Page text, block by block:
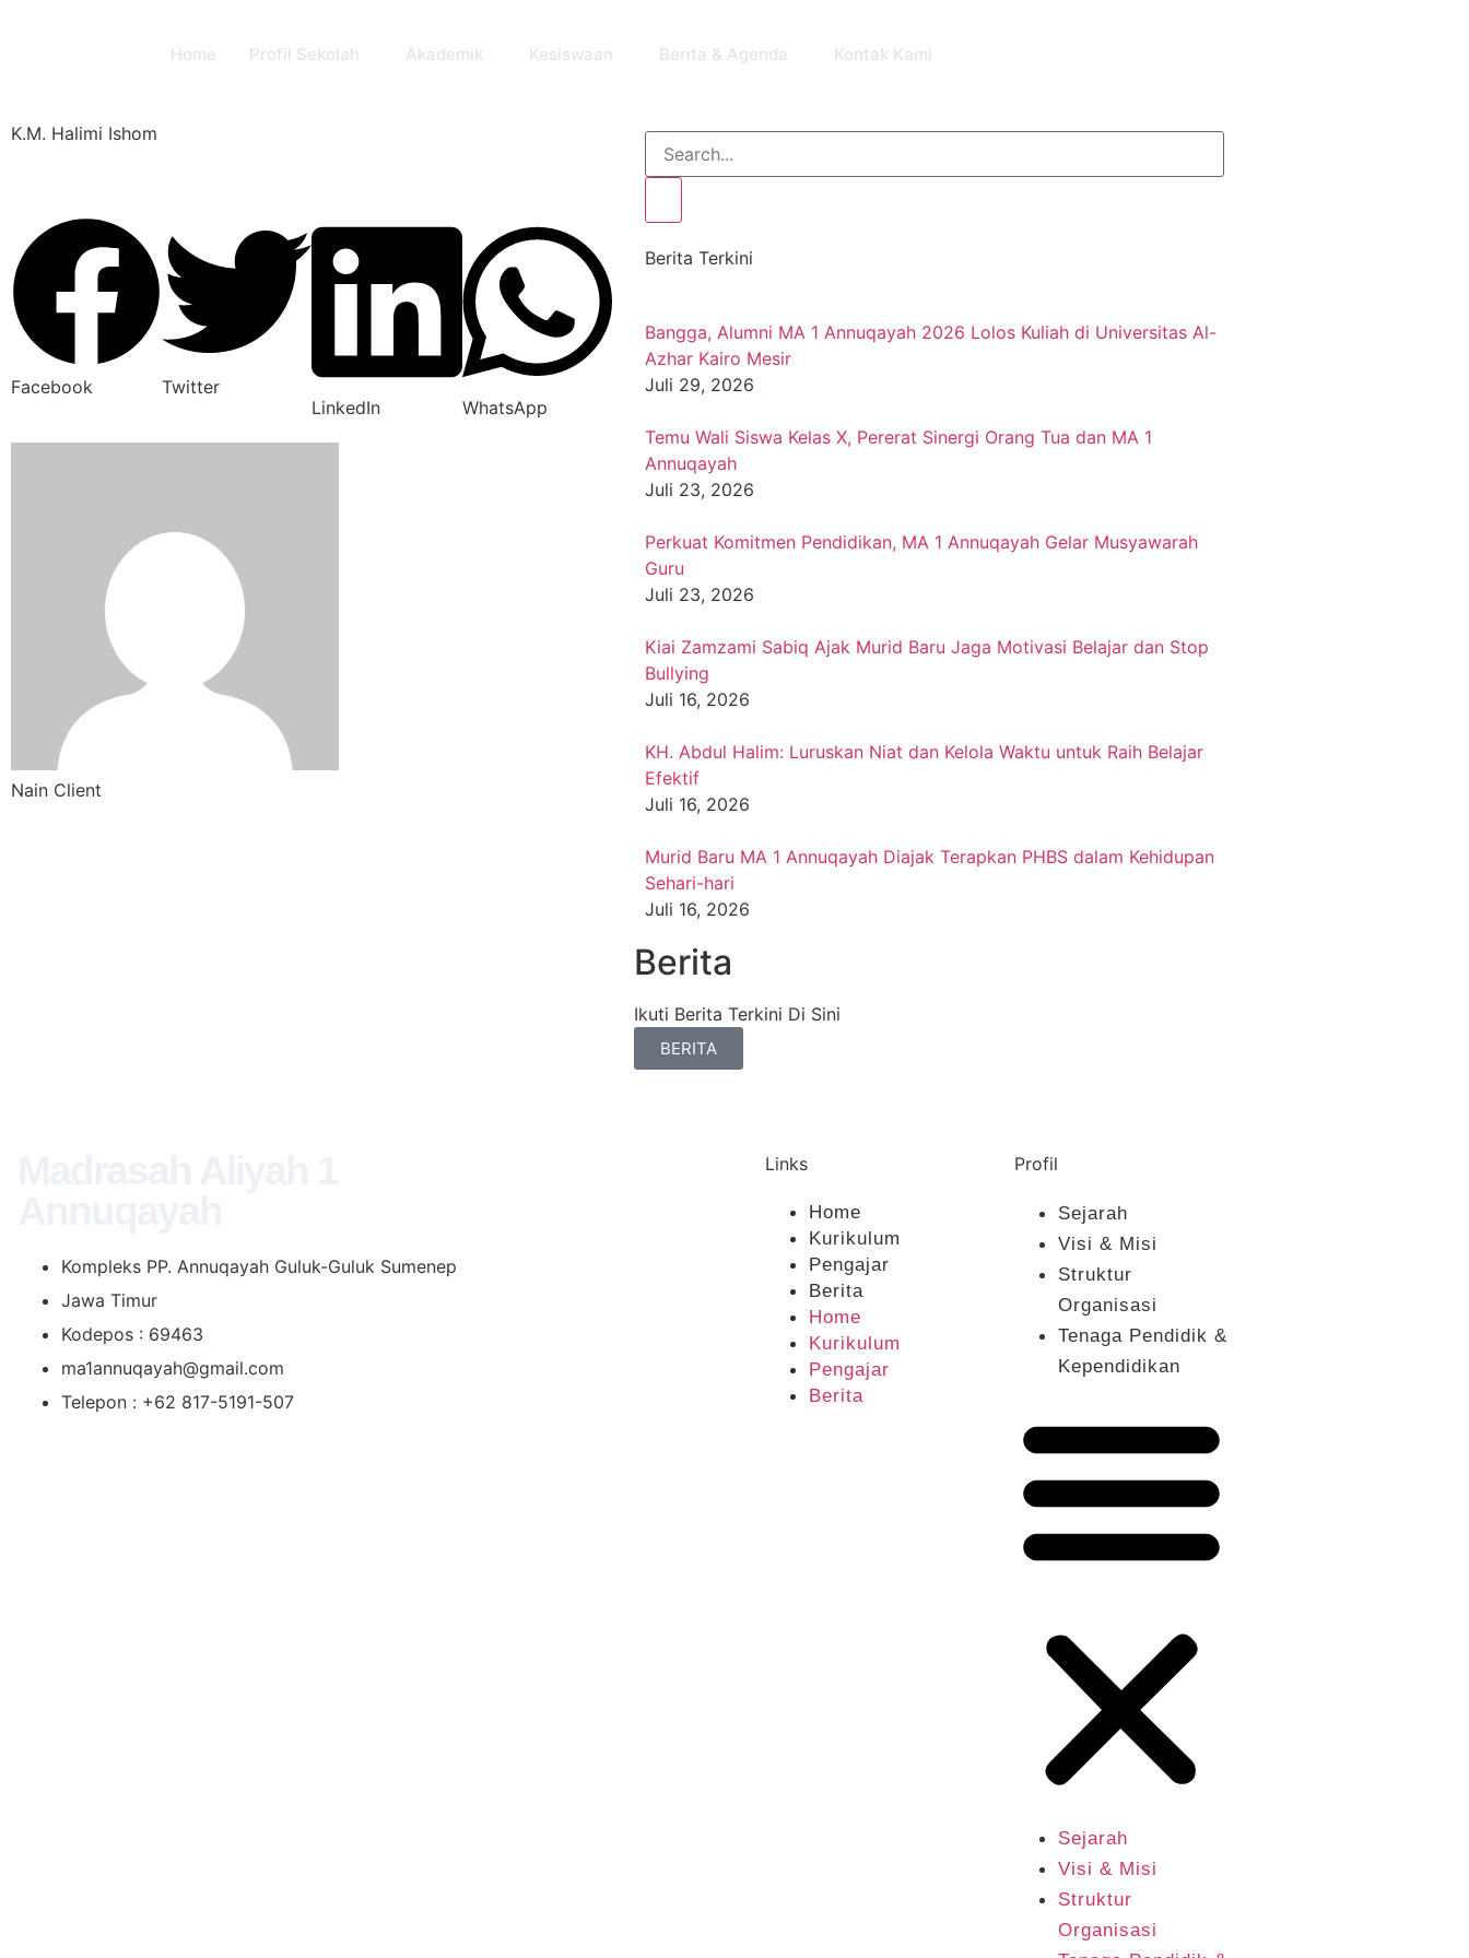
Home Profil Sekolah Akademik Kesiswaan Berita & Agenda Kontak Kami
K.M. Halimi Ishom
Facebook
Twitter
LinkedIn
WhatsApp
Nain Client
Berita Terkini
Bangga, Alumni MA 1 Annuqayah 2026 Lolos Kuliah di Universitas Al-
Azhar Kairo Mesir
Juli 29, 2026
Temu Wali Siswa Kelas X, Pererat Sinergi Orang Tua dan MA 1
Annuqayah
Juli 23, 2026
Perkuat Komitmen Pendidikan, MA 1 Annuqayah Gelar Musyawarah
Guru
Juli 23, 2026
Kiai Zamzami Sabiq Ajak Murid Baru Jaga Motivasi Belajar dan Stop
Bullying
Juli 16, 2026
KH. Abdul Halim: Luruskan Niat dan Kelola Waktu untuk Raih Belajar
Efektif
Juli 16, 2026
Murid Baru MA 1 Annuqayah Diajak Terapkan PHBS dalam Kehidupan
Sehari-hari
Juli 16, 2026
Berita
Ikuti Berita Terkini Di Sini
BERITA
Kompleks PP. Annuqayah Guluk-Guluk Sumenep
Jawa Timur
Kodepos : 69463
ma1annuqayah@gmail.com
Telepon : +62 817-5191-507
Links
Home
Kurikulum
Pengajar
Berita
Home
Kurikulum
Pengajar
Berita
Profil
Sejarah
Visi & Misi
Struktur
Organisasi
Tenaga Pendidik &
Kependidikan
Sejarah
Visi & Misi
Struktur
Organisasi